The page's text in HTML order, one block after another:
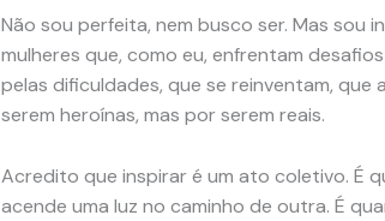
Não sou perfeita, nem busco ser. Mas sou
mulheres que, como eu, enfrentam
pelas dificuldades, que se reinventam,
serem heroínas, mas por serem reais.
Acredito que inspirar é um ato coletivo. É
acende uma luz no caminho de outra. É